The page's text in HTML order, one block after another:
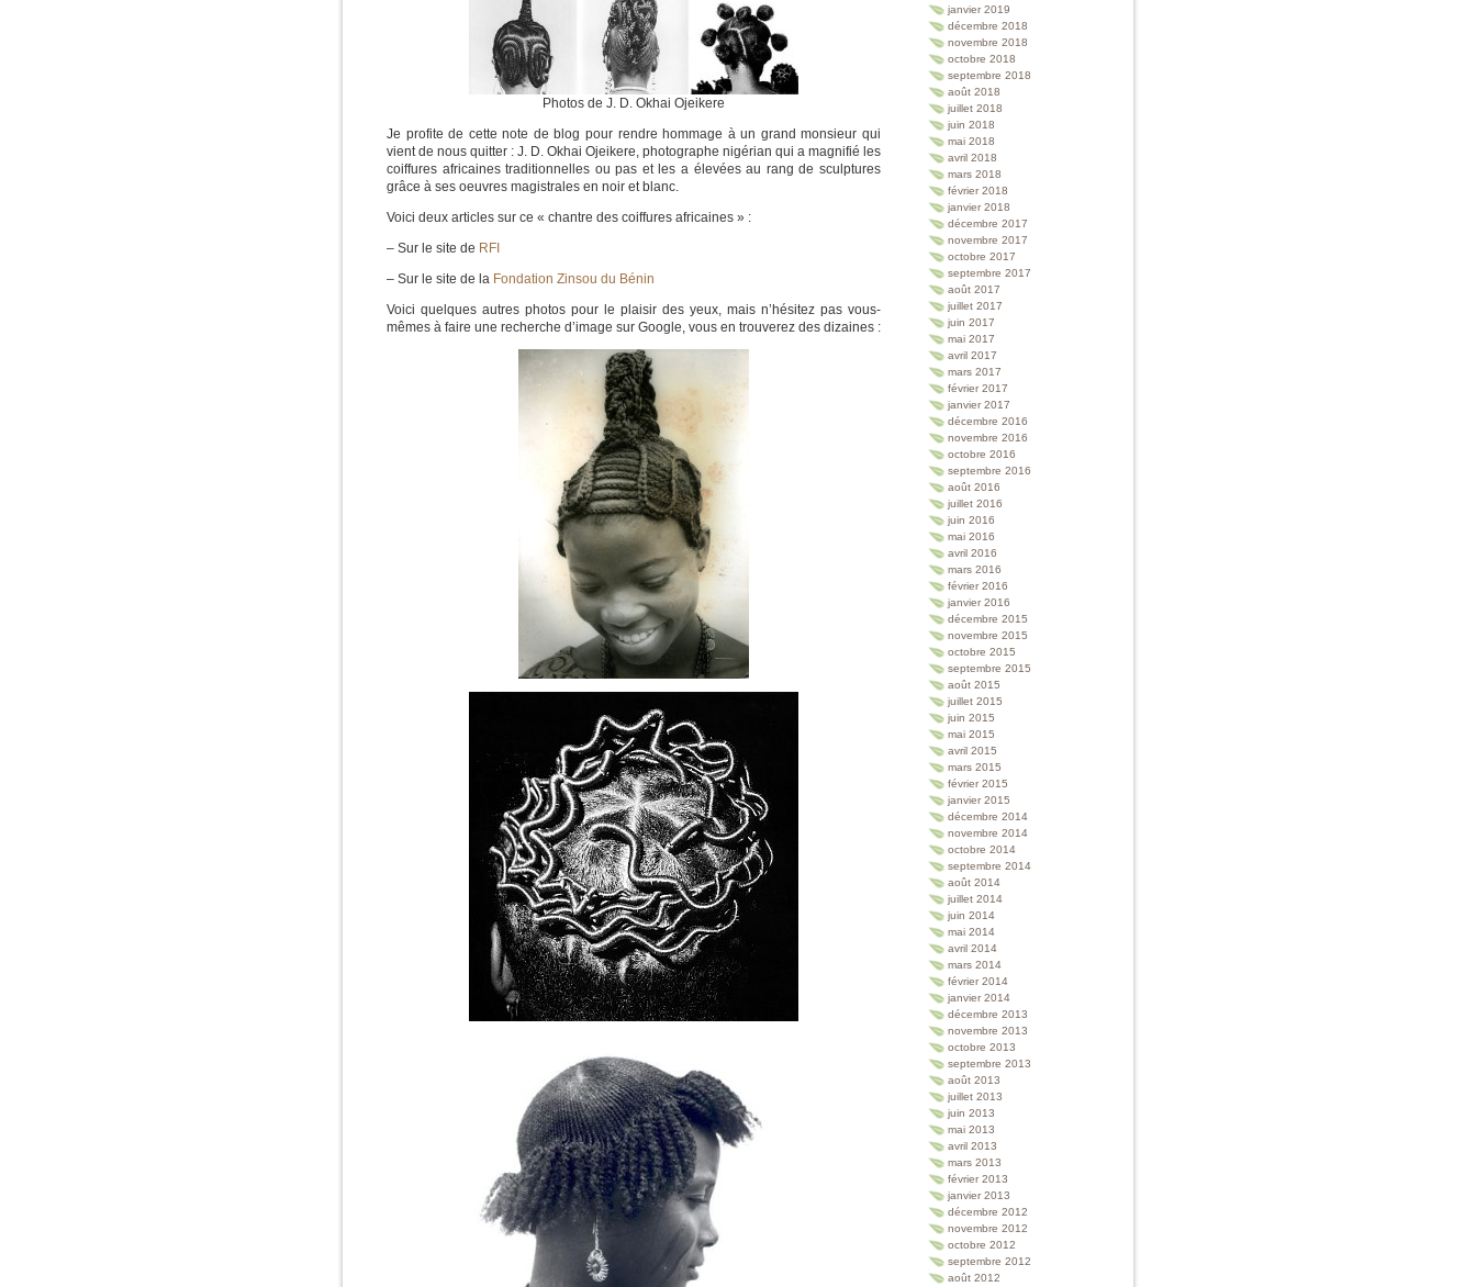
Photos de J. D. Okhai Ojeikere
Je profite de cette note de blog pour rendre hommage à un grand monsieur qui
vient de nous quitter : J. D. Okhai Ojeikere, photographe nigérian qui a magnifié les
coiffures africaines traditionnelles ou pas et les a élevées au rang de sculptures
grâce à ses oeuvres magistrales en noir et blanc.
Voici deux articles sur ce « chantre des coiffures africaines » :
– Sur le site de RFI
– Sur le site de la Fondation Zinsou du Bénin
Voici quelques autres photos pour le plaisir des yeux, mais n’hésitez pas vous-
mêmes à faire une recherche d’image sur Google, vous en trouverez des dizaines :
janvier 2019
décembre 2018
novembre 2018
octobre 2018
septembre 2018
août 2018
juillet 2018
juin 2018
mai 2018
avril 2018
mars 2018
février 2018
janvier 2018
décembre 2017
novembre 2017
octobre 2017
septembre 2017
août 2017
juillet 2017
juin 2017
mai 2017
avril 2017
mars 2017
février 2017
janvier 2017
décembre 2016
novembre 2016
octobre 2016
septembre 2016
août 2016
juillet 2016
juin 2016
mai 2016
avril 2016
mars 2016
février 2016
janvier 2016
décembre 2015
novembre 2015
octobre 2015
septembre 2015
août 2015
juillet 2015
juin 2015
mai 2015
avril 2015
mars 2015
février 2015
janvier 2015
décembre 2014
novembre 2014
octobre 2014
septembre 2014
août 2014
juillet 2014
juin 2014
mai 2014
avril 2014
mars 2014
février 2014
janvier 2014
décembre 2013
novembre 2013
octobre 2013
septembre 2013
août 2013
juillet 2013
juin 2013
mai 2013
avril 2013
mars 2013
février 2013
janvier 2013
décembre 2012
novembre 2012
octobre 2012
septembre 2012
août 2012